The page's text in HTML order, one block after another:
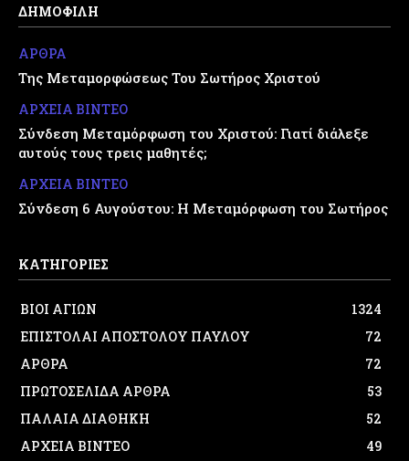
ΔΗΜΟΦΙΛΗ
ΑΡΘΡΑ
Της Μεταμορφώσεως Του Σωτήρος Χριστού
ΑΡΧΕΙΑ ΒΙΝΤΕΟ
Σύνδεση Μεταμόρφωση του Χριστού: Γιατί διάλεξε
αυτούς τους τρεις μαθητές;
ΑΡΧΕΙΑ ΒΙΝΤΕΟ
Σύνδεση 6 Αυγούστου: Η Μεταμόρφωση του Σωτήρος
ΚΑΤΗΓΟΡΙΕΣ
ΒΙΟΙ ΑΓΙΩΝ
1324
ΕΠΙΣΤΟΛΑΙ ΑΠΟΣΤΟΛΟΥ ΠΑΥΛΟΥ
72
ΑΡΘΡΑ
72
ΠΡΩΤΟΣΕΛΙΔΑ ΑΡΘΡΑ
53
ΠΑΛΑΙΑ ΔΙΑΘΗΚΗ
52
ΑΡΧΕΙΑ ΒΙΝΤΕΟ
49